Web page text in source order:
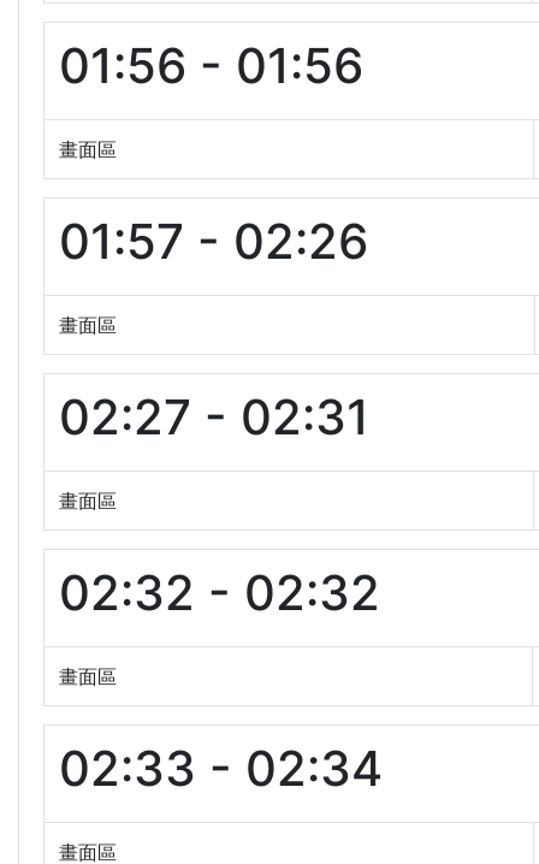
01:56 - 01:56
畫面區
01:57 - 02:26
畫面區
02:27 - 02:31
畫面區
02:32 - 02:32
畫面區
02:33 - 02:34
畫面區